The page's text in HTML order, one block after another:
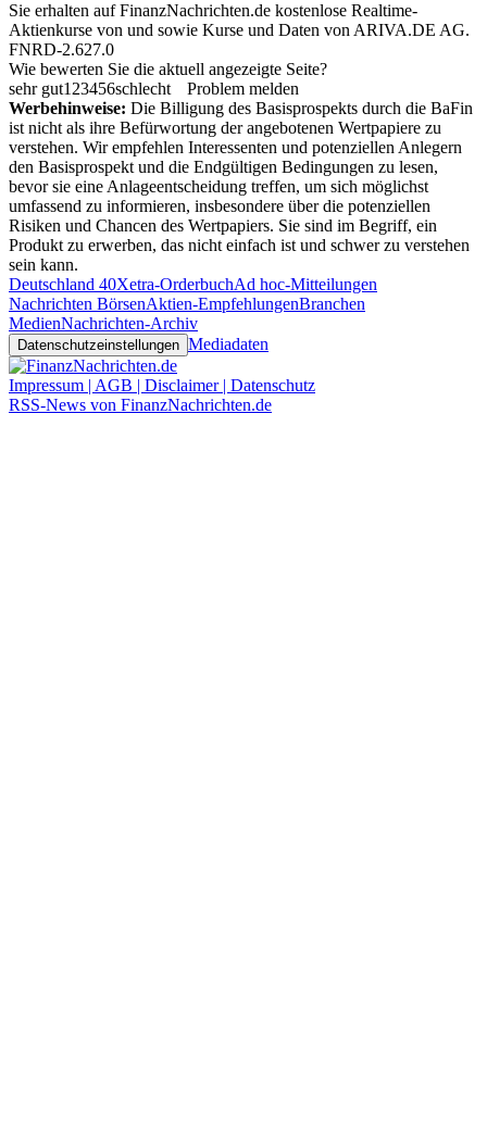
Sie erhalten auf FinanzNachrichten.de kostenlose Realtime-
Aktienkurse von und sowie Kurse und Daten von ARIVA.DE AG.
FNRD-2.627.0
Wie bewerten Sie die aktuell angezeigte Seite?
sehr gut1 23456schlecht
Problem melden
Werbehinweise: Die Billigung des Basisprospekts durch die BaFin
ist nicht als ihre Befürwortung der angebotenen Wertpapiere zu
verstehen. Wir empfehlen Interessenten und potenziellen Anlegern
den Basisprospekt und die Endgültigen Bedingungen zu lesen,
bevor sie eine Anlageentscheidung treffen, um sich möglichst
umfassend zu informieren, insbesondere über die potenziellen
Risiken und Chancen des Wertpapiers. Sie sind im Begriff, ein
Produkt zu erwerben, das nicht einfach ist und schwer zu verstehen
sein kann.
Deutschland 40Xetra-OrderbuchAd hoc-Mitteilungen
Nachrichten BörsenAktien-EmpfehlungenBranchen
MedienNachrichten-Archiv
Datenschutzeinstellungen Mediadaten
Impressum | AGB | Disclaimer | Datenschutz
RSS-News von FinanzNachrichten.de